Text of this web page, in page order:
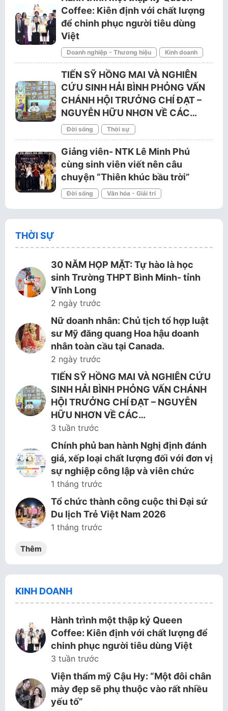
Coffee: Kiên định với chất lượng
để chinh phục người tiêu dùng
Việt
Doanh nghiệp - Thương hiệu Kinh doanh
TIẾN SỸ HỒNG MAI VÀ NGHIÊN
CỨU SINH HẢI BÌNH PHỎNG VẤN
CHÁNH HỘI TRƯỞNG CHÍ ĐẠT –
NGUYỄN HỮU NHƠN VỀ CÁC…
Đời sống Thời sự
Giảng viên- NTK Lê Minh Phú
cùng sinh viên viết nên câu
chuyện “Thiên khúc bầu trời”
Đời sống Văn hóa - Giải trí
THỜI SỰ
30 NĂM HỌP MẶT: Tự hào là học
sinh Trường THPT Bình Minh- tỉnh
Vĩnh Long
2 ngày trước
Nữ doanh nhân: Chủ tịch tổ hợp luật
sư Mỹ đăng quang Hoa hậu doanh
nhân toàn cầu tại Canada.
2 ngày trước
TIẾN SỸ HỒNG MAI VÀ NGHIÊN CỨU
SINH HẢI BÌNH PHỎNG VẤN CHÁNH
HỘI TRƯỞNG CHÍ ĐẠT – NGUYỄN
HỮU NHƠN VỀ CÁC…
3 tuần trước
Chính phủ ban hành Nghị định đánh
giá, xếp loại chất lượng đối với đơn vị
sự nghiệp công lập và viên chức
1 tháng trước
Tổ chức thành công cuộc thi Đại sứ
Du lịch Trẻ Việt Nam 2026
1 tháng trước
Thêm
KINH DOANH
Hành trình một thập kỷ Queen
Coffee: Kiên định với chất lượng để
chinh phục người tiêu dùng Việt
3 tuần trước
Viện thẩm mỹ Cậu Hy: “Một đôi chân
mày đẹp sẽ phụ thuộc vào rất nhiều
yếu tố”